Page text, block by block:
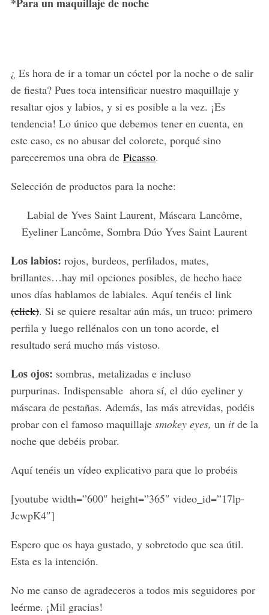
¿ Es hora de ir a tomar un cóctel por la noche o de salir
de fiesta? Pues toca intensificar nuestro maquillaje y
resaltar ojos y labios, y si es posible a la vez. ¡Es
tendencia! Lo único que debemos tener en cuenta, en
este caso, es no abusar del colorete, porqué sino
pareceremos una obra de Picasso.
Selección de productos para la noche:
Labial de Yves Saint Laurent, Máscara Lancôme,
Eyeliner Lancôme, Sombra Dúo Yves Saint Laurent
Los labios: rojos, burdeos, perfilados, mates,
brillantes…hay mil opciones posibles, de hecho hace
unos días hablamos de labiales. Aquí tenéis el link
(click). Si se quiere resaltar aún más, un truco: primero
perfila y luego rellénalos con un tono acorde, el
resultado será mucho más vistoso.
Los ojos: sombras, metalizadas e incluso
purpurinas. Indispensable ahora sí, el dúo eyeliner y
máscara de pestañas. Además, las más atrevidas, podéis
probar con el famoso maquillaje smokey eyes, unitde la
noche que debéis probar.
Aquí tenéis un vídeo explicativo para que lo probéis
[youtube width=”600″ height=”365″ video_id=”17lp-
JcwpK4″]
Espero que os haya gustado, y sobretodo que sea útil.
Esta es la intención.
No me canso de agradeceros a todos mis seguidores por
leérme. ¡Mil gracias!